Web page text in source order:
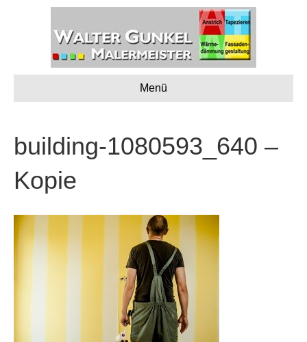
Menü
building-1080593_640 –
Kopie